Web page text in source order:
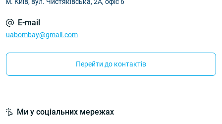
E-mail
uabombay@gmail.com
Перейти до контактів
Ми у соціальних мережах